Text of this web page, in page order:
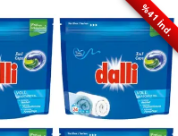
%41 İnd.